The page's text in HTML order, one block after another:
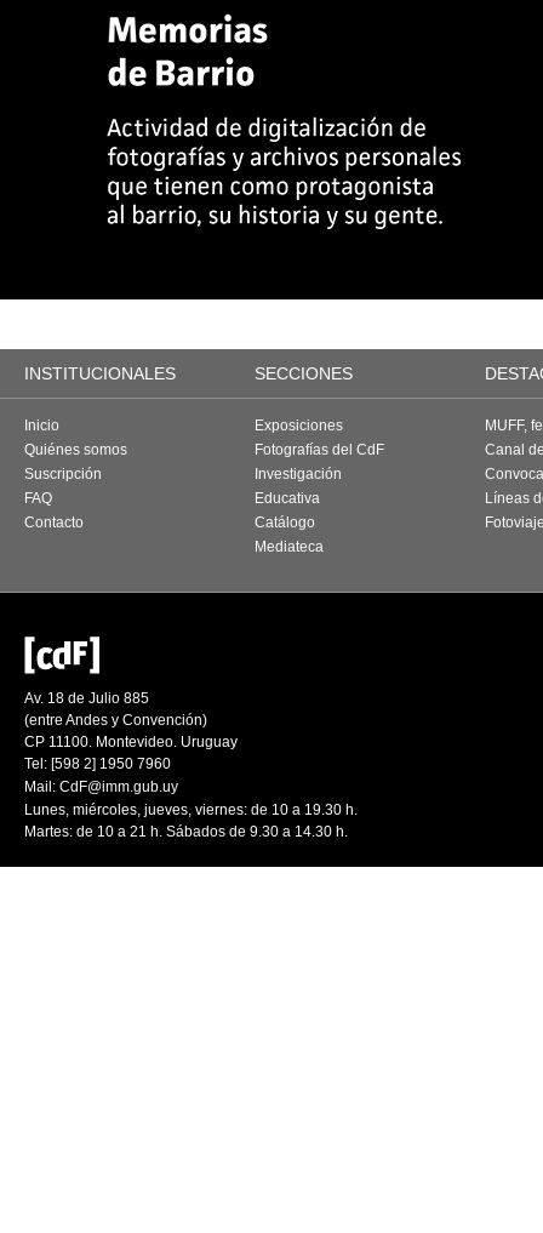
INSTITUCIONALES SECCIONES
Inicio
Quiénes somos
Suscripción
FAQ
Contacto
Exposiciones
Fotografías del CdF
Investigación
Educativa
Catálogo
Mediateca
MUFF,
Canal
Líneas
Av. 18 de Julio 885
(entre Andes y Convención)
CP 11100. Montevideo. Uruguay
Tel: [598 2] 1950 7960
Mail: CdF@imm.gub.uy
Lunes, miércoles, jueves, viernes: de 10 a 19.30 h.
Martes: de 10 a 21 h. Sábados de 9.30 a 14.30 h.